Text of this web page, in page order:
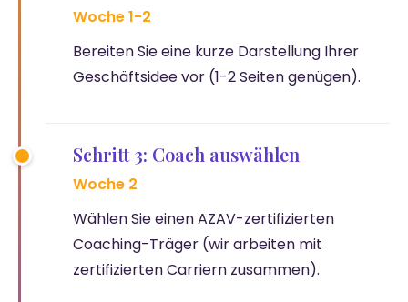
Woche 1-2
Bereiten Sie eine kurze Darstellung Ihrer
Geschäftsidee vor (1-2 Seiten genügen).
Schritt 3: Coach auswählen
Woche 2
Wählen Sie einen AZAV-zertifizierten
Coaching-Träger (wir arbeiten mit
zertifizierten Carriern zusammen).